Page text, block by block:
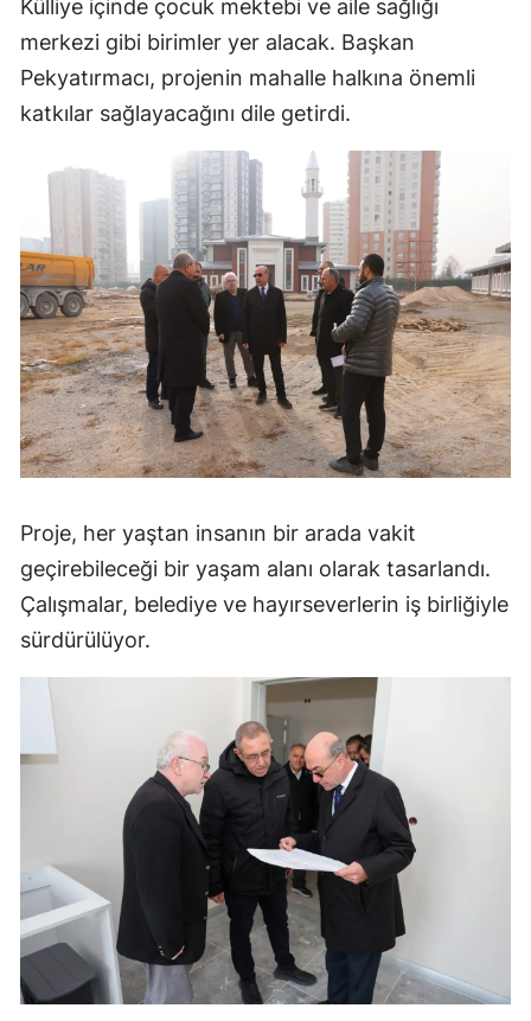
Külliye içinde çocuk mektebi ve aile sağlığı
merkezi gibi birimler yer alacak. Başkan
Pekyatırmacı, projenin mahalle halkına önemli
katkılar sağlayacağını dile getirdi.
Proje, her yaştan insanın bir arada vakit
geçirebileceği bir yaşam alanı olarak tasarlandı.
Çalışmalar, belediye ve hayırseverlerin iş birliğiyle
sürdürülüyor.